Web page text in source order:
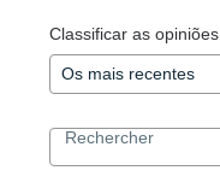
Classificar as opiniões